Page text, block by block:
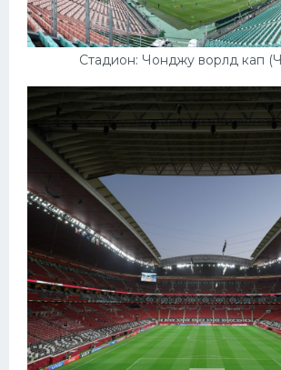
Стадион: Чонджу ворлд кап